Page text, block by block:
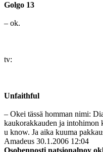
Golgo 13
– ok.
tv:
Unfaithful
– Okei tässä homman nimi:
kaukorakkauden ja intohimon
u know. Ja aika kuuma
Amadeus 30.1.2006 12:04